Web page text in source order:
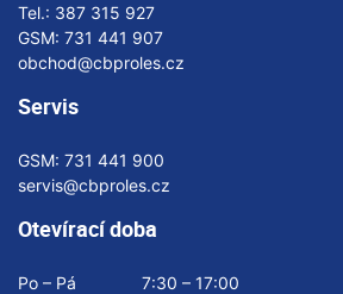
Tel.: 387 315 927
GSM: 731 441 907
obchod@cbproles.cz
Servis
GSM: 731 441 900
servis@cbproles.cz
Otevírací doba
Po – Pá
7:30 – 17:00